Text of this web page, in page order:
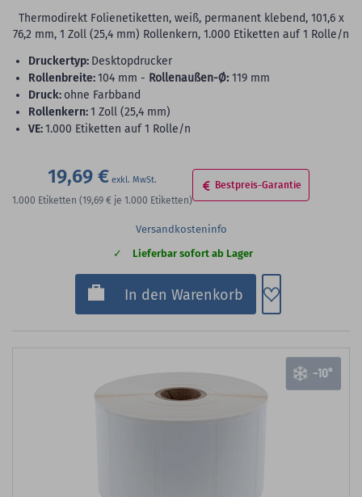
Thermodirekt Folienetiketten, weiß, permanent klebend, 101,6 x
76,2 mm, 1 Zoll (25,4 mm) Rollenkern, 1.000 Etiketten auf 1 Rolle/n
Druckertyp: Desktopdrucker
Rollenbreite:104 mm - Rollenaußen-Ø: 119 mm
Druck: ohne Farbband
Rollenkern:1 Zoll (25,4 mm)
VE:1.000 Etiketten auf 1 Rolle/n
19,69 €
1.000 Etiketten (19,69 € je 1.000 Etiketten)
Bestpreis-Garantie
Versandkosteninfo
Lieferbar sofort ab Lager
In den Warenkorb Zum